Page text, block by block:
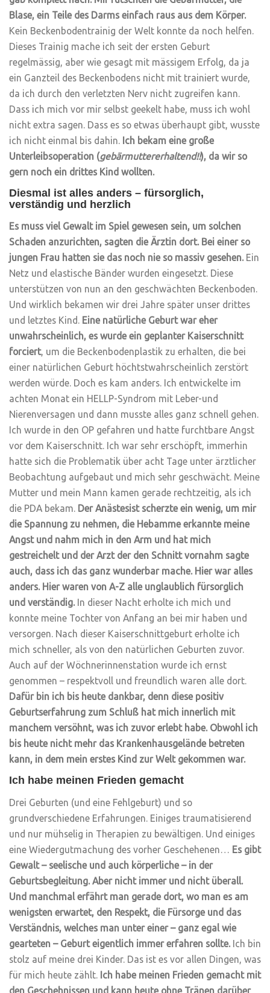
Blase, ein Teile des Darms einfach raus aus dem Körper.
Kein Beckenbodentrainig der Welt konnte da noch helfen.
Dieses Trainig mache ich seit der ersten Geburt
regelmässig, aber wie gesagt mit mässigem Erfolg, da ja
ein Ganzteil des Beckenbodens nicht mit trainiert wurde,
da ich durch den verletzten Nerv nicht zugreifen kann.
Dass ich mich vor mir selbst geekelt habe, muss ich wohl
nicht extra sagen. Dass es so etwas überhaupt gibt, wusste
ich nicht einmal bis dahin. Ich bekam eine große
Unterleibsoperation (gebärmuttererhaltend!!), da wir so
gern noch ein drittes Kind wollten.
Diesmal ist alles anders – fürsorglich,
verständig und herzlich
Es muss viel Gewalt im Spiel gewesen sein, um solchen
Schaden anzurichten, sagten die Ärztin dort. Bei einer so
jungen Frau hatten sie das noch nie so massiv gesehen. Ein
Netz und elastische Bänder wurden eingesetzt. Diese
unterstützen von nun an den geschwächten Beckenboden.
Und wirklich bekamen wir drei Jahre später unser drittes
und letztes Kind. Eine natürliche Geburt war eher
unwahrscheinlich, es wurde ein geplanter Kaiserschnitt
forciert, um die Beckenbodenplastik zu erhalten, die bei
einer natürlichen Geburt höchtstwahrscheinlich zerstört
werden würde. Doch es kam anders. Ich entwickelte im
achten Monat ein HELLP-Syndrom mit Leber-und
Nierenversagen und dann musste alles ganz schnell gehen.
Ich wurde in den OP gefahren und hatte furchtbare Angst
vor dem Kaiserschnitt. Ich war sehr erschöpft, immerhin
hatte sich die Problematik über acht Tage unter ärztlicher
Beobachtung aufgebaut und mich sehr geschwächt. Meine
Mutter und mein Mann kamen gerade rechtzeitig, als ich
die PDA bekam. Der Anästesist scherzte ein wenig, um mir
die Spannung zu nehmen, die Hebamme erkannte meine
Angst und nahm mich in den Arm und hat mich
gestreichelt und der Arzt der den Schnitt vornahm sagte
auch, dass ich das ganz wunderbar mache. Hier war alles
anders. Hier waren von A-Z alle unglaublich fürsorglich
und verständig. In dieser Nacht erholte ich mich und
konnte meine Tochter von Anfang an bei mir haben und
versorgen. Nach dieser Kaiserschnittgeburt erholte ich
mich schneller, als von den natürlichen Geburten zuvor.
Auch auf der Wöchnerinnenstation wurde ich ernst
genommen – respektvoll und freundlich waren alle dort.
Dafür bin ich bis heute dankbar, denn diese positiv
Geburtserfahrung zum Schluß hat mich innerlich mit
manchem versöhnt, was ich zuvor erlebt habe. Obwohl ich
bis heute nicht mehr das Krankenhausgelände betreten
kann, in dem mein erstes Kind zur Welt gekommen war.
Ich habe meinen Frieden gemacht
Drei Geburten (und eine Fehlgeburt) und so
grundverschiedene Erfahrungen. Einiges traumatisierend
und nur mühselig in Therapien zu bewältigen. Und einiges
eine Wiedergutmachung des vorher Geschehenen… Es gibt
Gewalt – seelische und auch körperliche – in der
Geburtsbegleitung. Aber nicht immer und nicht überall.
Und manchmal erfährt man gerade dort, wo man es am
wenigsten erwartet, den Respekt, die Fürsorge und das
Verständnis, welches man unter einer – ganz egal wie
gearteten – Geburt eigentlich immer erfahren sollte. Ich bin
stolz auf meine drei Kinder. Das ist es vor allen Dingen, was
für mich heute zählt. Ich habe meinen Frieden gemacht mit
den Geschehnissen und kann heute ohne Tränen darüber